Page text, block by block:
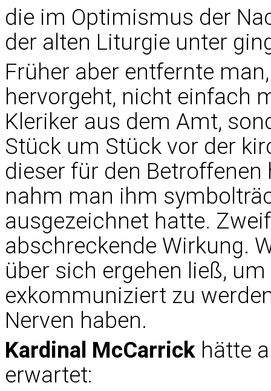
die im Optimismus der
der alten Liturgie unter
Früher aber entfernte
hervorgeht, nicht einfach
Kleriker aus dem Amt,
Stück um Stück vor der
dieser für den
nahm man ihm
ausgezeichnet hatte.
abschreckende Wirkung.
über sich ergehen ließ,
exkommuniziert zu
Nerven haben.
Kardinal McCarrick hätte
erwartet: